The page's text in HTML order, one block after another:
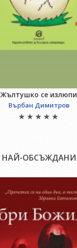
Жълтушко се излюпи
Върбан Димитров
НАЙ-ОБСЪЖДАНИ